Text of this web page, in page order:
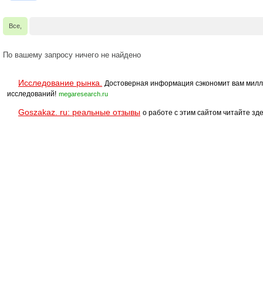
Все,
По вашему запросу ничего не найдено
Исследование рынка.
Достоверная информация сэкономит вам
исследований! megaresearch.ru
Goszakaz. ru: реальные отзывы о работе с этим сайтом читайте